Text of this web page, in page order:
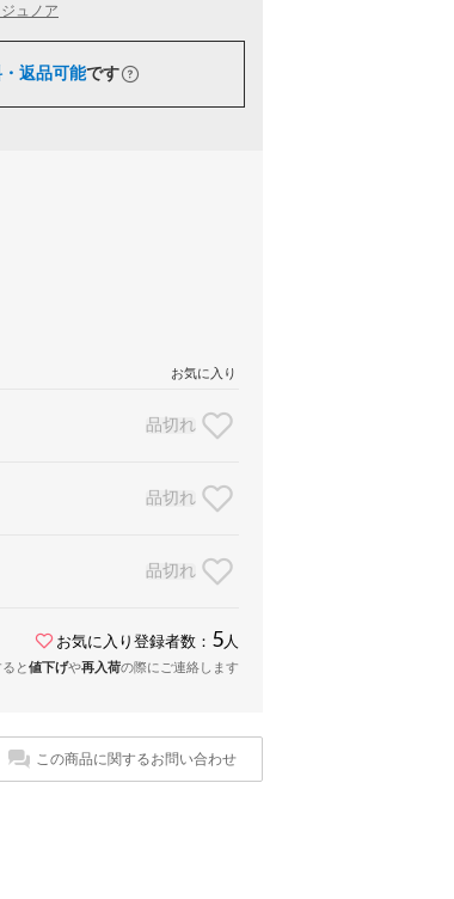
ジュノア
返品可能です
お気に入り
品切れ
品切れ
品切れ
お気に入り登録者数： 5 人
と値下げや再入荷の際にご連絡します
この商品に関するお問い合わせ